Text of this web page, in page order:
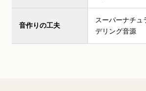
音作りの工夫
スーパーナチュ
デリング音源